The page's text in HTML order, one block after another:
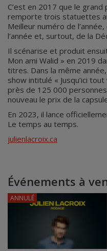
C’est en 2017 que le grand
remporte trois statuettes
Meilleur numéro de
l’année et, surtout, de la
Il scénarise et produit
Mon ami Walid » en 2019
titres. Dans la même
show intitulé « Jusqu’ici
près de 125 000
nouveau le prix de la
En 2023, il lance
Le temps au temps.
julienlacroix.ca
Événements à
ANNULÉ